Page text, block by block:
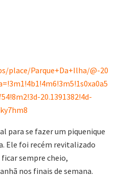
place/Parque+Da+Ilha/@-20
20.1391382!4d-
para se fazer um piquenique
Ele foi recém revitalizado
sempre cheio,
nos finais de semana.